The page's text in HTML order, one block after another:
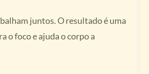
juntos. O resultado é uma
o foco e ajuda o corpo a